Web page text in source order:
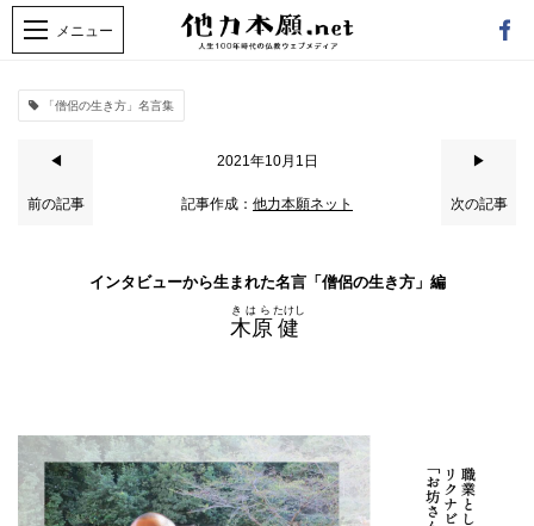
「僧侶の生き方」名言集
◀
前の記事
2021年10月1日
記事作成： 他力本願ネット
▶
次の記事
インタビューから生まれた名言「僧侶の生き方」編
木原
きはら
健
たけし